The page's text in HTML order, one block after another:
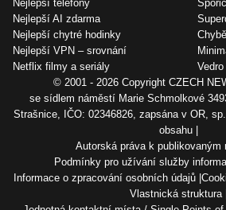
Nejlepší telefony
Nejlepší AI zdarma
Nejlepší chytré hodinky
Nejlepší VPN – srovnání
Netflix filmy a seriály
© 2001 - 2026 Copyright CZECH
se sídlem náměstí Marie Schmolkové
Strašnice, IČO: 02346826, zapsána v OR,
obsahu
Autorská práva k publikovaným
Podmínky pro užívání služby
Informace o zpracování osobních údajů
Vlastnická struktura